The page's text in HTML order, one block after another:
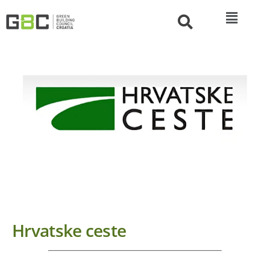
Hrvatske ceste